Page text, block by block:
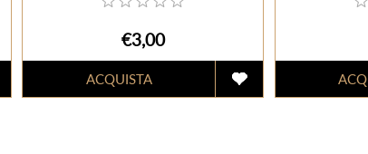
€3,00